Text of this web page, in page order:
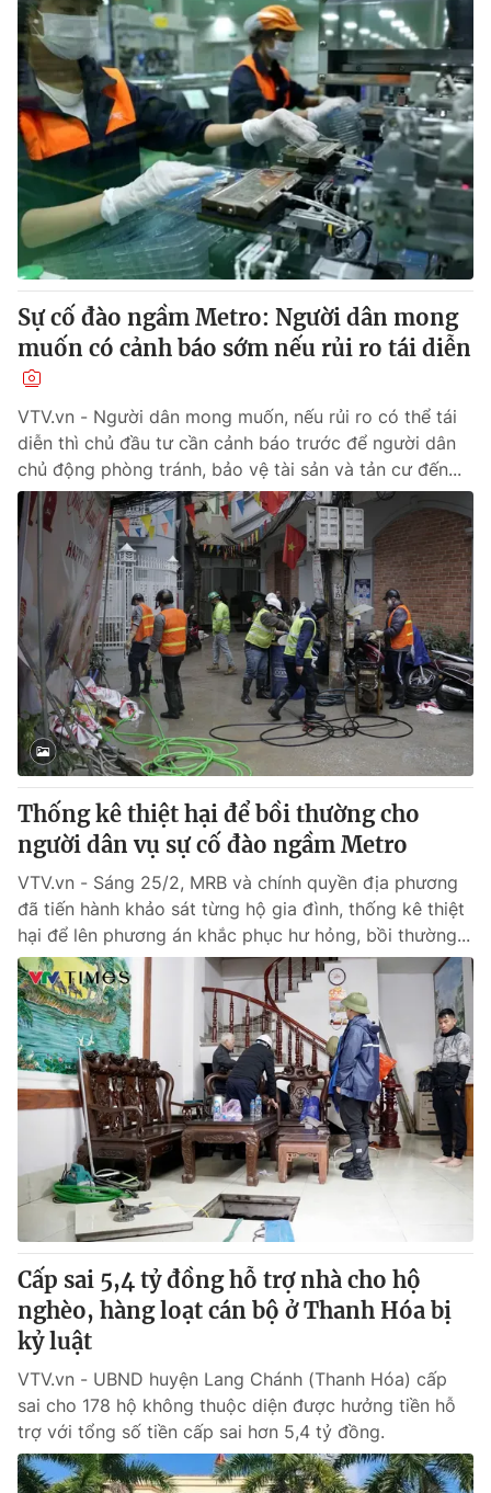
Sự cố đào ngầm Metro: Người dân mong
muốn có cảnh báo sớm nếu rủi ro tái diễn
VTV.vn - Người dân mong muốn, nếu rủi ro có thể tái
diễn thì chủ đầu tư cần cảnh báo trước để người dân
chủ động phòng tránh, bảo vệ tài sản và tản cư đến...
Thống kê thiệt hại để bồi thường cho
người dân vụ sự cố đào ngầm Metro
VTV.vn - Sáng 25/2, MRB và chính quyền địa phương
đã tiến hành khảo sát từng hộ gia đình, thống kê thiệt
hại để lên phương án khắc phục hư hỏng, bồi thường...
Cấp sai 5,4 tỷ đồng hỗ trợ nhà cho hộ
nghèo, hàng loạt cán bộ ở Thanh Hóa bị
kỷ luật
VTV.vn - UBND huyện Lang Chánh (Thanh Hóa) cấp
sai cho 178 hộ không thuộc diện được hưởng tiền hỗ
trợ với tổng số tiền cấp sai hơn 5,4 tỷ đồng.